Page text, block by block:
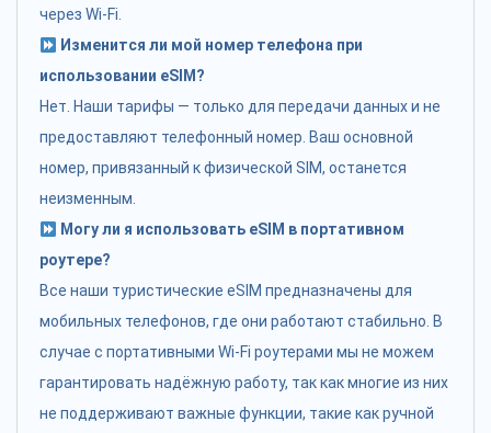
через Wi-Fi.
Изменится ли мой номер телефона при
использовании eSIM?
Нет. Наши тарифы — только для передачи данных и не
предоставляют телефонный номер. Ваш основной
номер, привязанный к физической SIM, останется
неизменным.
Могу ли я использовать eSIM в портативном
роутере?
Все наши туристические eSIM предназначены для
мобильных телефонов, где они работают стабильно. В
случае с портативными Wi-Fi роутерами мы не можем
гарантировать надёжную работу, так как многие из них
не поддерживают важные функции, такие как ручной